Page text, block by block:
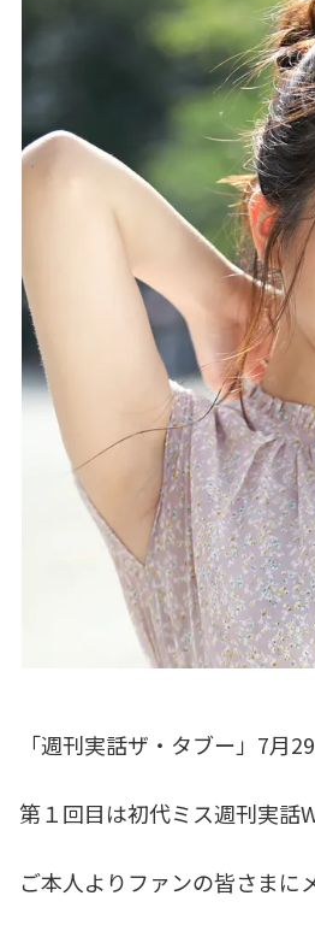
「週刊実話ザ・タブー」7月
第１回目は初代ミス週刊実話
ご本人よりファンの皆さまに